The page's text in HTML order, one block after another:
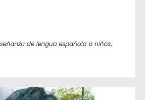
de lengua española a niños,